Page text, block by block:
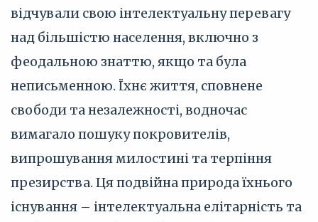
відчували свою інтелектуальну перевагу
над більшістю населення, включно з
феодальною знаттю, якщо та була
неписьменною. Їхнє життя, сповнене
свободи та незалежності, водночас
вимагало пошуку покровителів,
випрошування милостині та терпіння
презирства. Ця подвійна природа їхнього
існування – інтелектуальна елітарність та